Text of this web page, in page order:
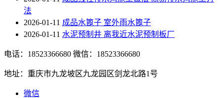
法
2026-01-11 成品水篦子 室外雨水篦子
2026-01-11 水泥预制井 离我近水泥预制板厂
电话：18523366680 微信：18523366680
地址：重庆市九龙坡区九龙园区剑龙北路1号
微信